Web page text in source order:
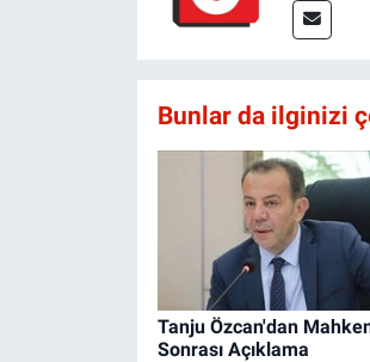
Bunlar da ilginizi
Tanju Özcan'dan
Sonrası Açıklama